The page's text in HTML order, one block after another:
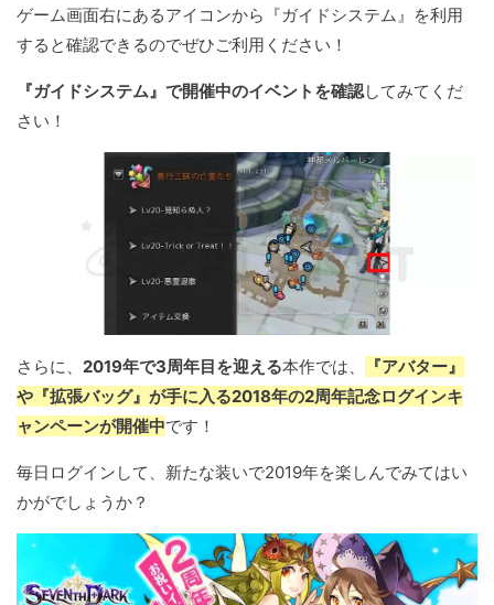
ゲーム画面右にあるアイコンから『ガイドシステム』を利用
すると確認できるのでぜひご利用ください！
『ガイドシステム』で開催中のイベントを確認してみてくだ
さい！
さらに、 2019年で3周年目を迎える本作では、
『アバター』
や『拡張バッグ』が手に入る2018年の2周年記念ログインキ
ャンペーンが開催中です！
毎日ログインして、新たな装いで2019年を楽しんでみてはい
かがでしょうか？